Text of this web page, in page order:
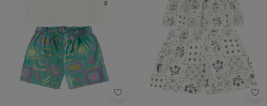
Malwee Kids - Conjunto Ocean